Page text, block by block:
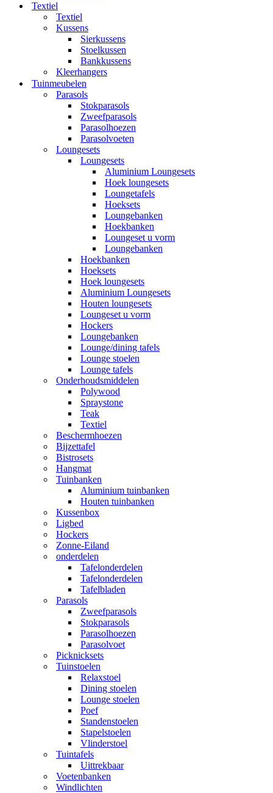
Textiel
Textiel
Kussens
Sierkussens
Stoelkussen
Bankkussens
Kleerhangers
Tuinmeubelen
Parasols
Stokparasols
Zweefparasols
Parasolhoezen
Parasolvoeten
Loungesets
Loungesets
Aluminium Loungesets
Hoek loungesets
Loungetafels
Hoeksets
Loungebanken
Hoekbanken
Loungeset u vorm
Loungebanken
Hoekbanken
Hoeksets
Hoek loungesets
Aluminium Loungesets
Houten loungesets
Loungeset u vorm
Hockers
Loungebanken
Lounge/dining tafels
Lounge stoelen
Lounge tafels
Onderhoudsmiddelen
Polywood
Spraystone
Teak
Textiel
Beschermhoezen
Bijzettafel
Bistrosets
Hangmat
Tuinbanken
Aluminium tuinbanken
Houten tuinbanken
Kussenbox
Ligbed
Hockers
Zonne-Eiland
onderdelen
Tafelonderdelen
Tafelonderdelen
Tafelbladen
Parasols
Zweefparasols
Stokparasols
Parasolhoezen
Parasolvoet
Picknicksets
Tuinstoelen
Relaxstoel
Dining stoelen
Lounge stoelen
Poef
Standenstoelen
Stapelstoelen
Vlinderstoel
Tuintafels
Uittrekbaar
Voetenbanken
Windlichten